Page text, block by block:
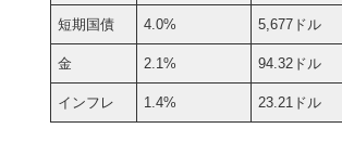
短期国債 4.0% 5,677ドル
金 2.1% 94.32ドル
インフレ 1.4% 23.21ドル